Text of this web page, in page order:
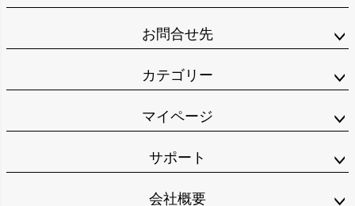
お問合せ先
カテゴリー
マイページ
サポート
会社概要